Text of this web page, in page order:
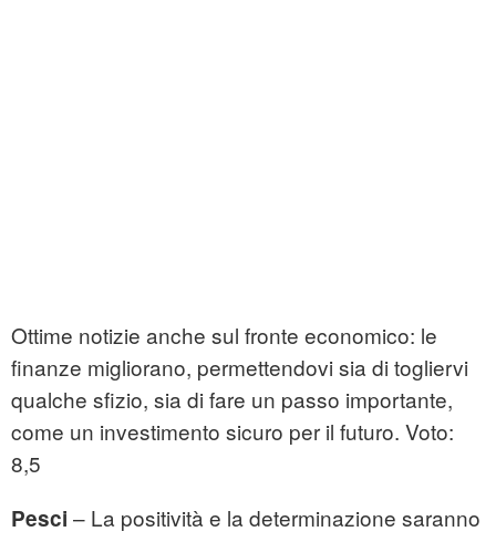
Ottime notizie anche sul fronte economico: le
finanze migliorano, permettendovi sia di togliervi
qualche sfizio, sia di fare un passo importante,
come un investimento sicuro per il futuro. Voto:
8,5
Pesci – La positività e la determinazione saranno